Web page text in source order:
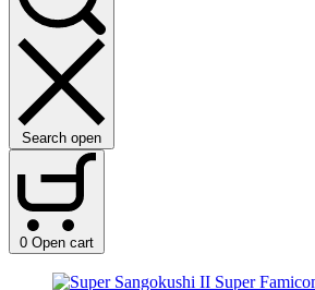
Search open
0 Open cart